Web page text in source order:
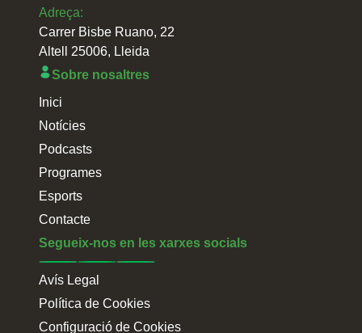
Adreça:
Carrer Bisbe Ruano, 22
Altell 25006, Lleida
Sobre nosaltres
Inici
Notícies
Podcasts
Programes
Esports
Contacte
Segueix-nos en les xarxes socials
Avís Legal
Política de Cookies
Configuració de Cookies